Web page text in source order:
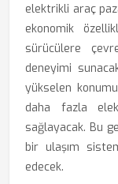
elektrikli araç
ekonomik
sürücülere
deneyimi
yükselen
daha fazla
sağlayacak. Bu
bir ulaşım
edecek.